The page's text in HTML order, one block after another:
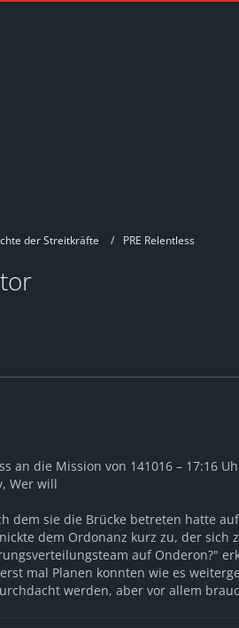
der Streitkräfte PRE Relentless
an die Mission von 141016 – 17:16
Wer will
dem sie die Brücke betreten hatte
dem Ordonanz kurz zu, der sich
auf Onderon?"
mal Planen konnten wie es
werden, aber vor allem